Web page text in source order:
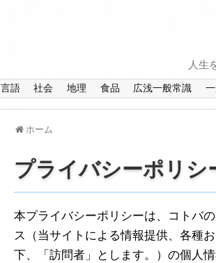
人生
言語 社会 地理 食品 広浅一般常識
ホーム
プライバシーポリシ
本プライバシーポリシーは、コトバ
ス（当サイトによる情報提供、各種
下、「訪問者」とします。）の個人